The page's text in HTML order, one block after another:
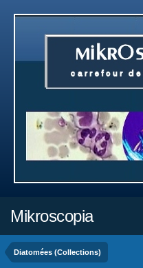
Mikroscopia
Diatomées (Collections)